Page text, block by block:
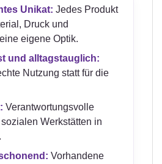
Unikat: Jedes Produkt
Druck und
eigene Optik.
und alltagstauglich:
Nutzung statt für die
Verantwortungsvolle
Werkstätten in
Vorhandene